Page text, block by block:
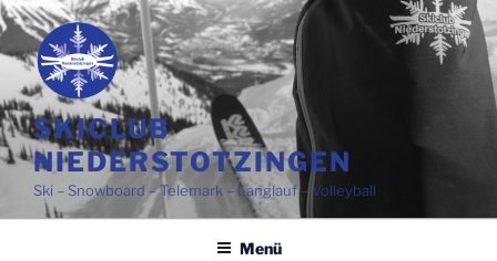
Zum
Inhalt
springen
SKICLUB
NIEDERSTOTZINGEN
Ski – Snowboard – Telemark – Langlauf – Volleyball
Menü